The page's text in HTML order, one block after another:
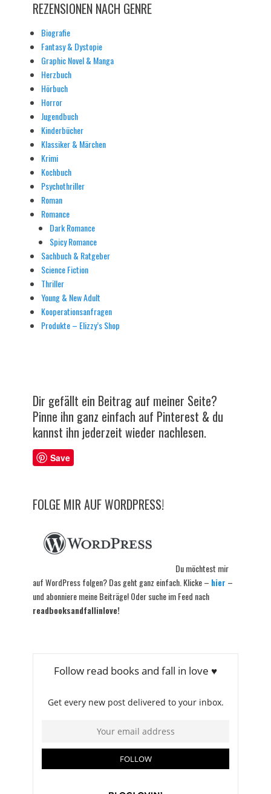
REZENSIONEN NACH GENRE
Biografie
Fantasy & Dystopie
Graphic Novel & Manga
Herzbuch
Hörbuch
Horror
Jugendbuch
Kinderbücher
Klassiker & Märchen
Krimi
Kochbuch
Psychothriller
Roman
Romance
Dark Romance
Spicy Romance
Sachbuch & Ratgeber
Science Fiction
Thriller
Young & New Adult
Kooperationsanfragen
Produkte – Elizzy’s Shop
Dir gefällt ein Beitrag auf meiner Seite?
Pinne ihn ganz einfach auf Pinterest & du
kannst ihn jederzeit wieder nachlesen.
Save
FOLGE MIR AUF WORDPRESS!
Du möchtest mir
auf WordPress folgen? Das geht ganz einfach. Klicke – hier –
und abonniere meine Beiträge! Oder suche im Feed nach
readbooksandfallinlove!